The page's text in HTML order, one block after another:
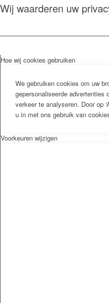
Wij waarderen uw
Hoe wij cookies gebruiken
We gebruiken cookies om uw
gepersonaliseerde advertenties
verkeer te analyseren. Door op
u in met ons gebruik van
Voorkeuren wijzigen